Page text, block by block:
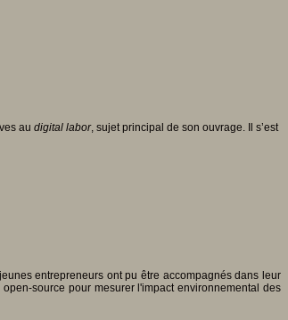
au digital labor, sujet principal de son ouvrage. Il s’est
entrepreneurs ont pu être accompagnés dans leur
source pour mesurer l'impact environnemental des